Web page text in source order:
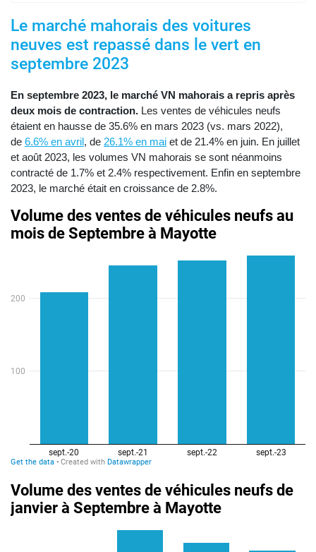
Le marché mahorais des voitures
neuves est repassé dans le vert en
septembre 2023
En septembre 2023, le marché VN mahorais a repris après
deux mois de contraction. Les ventes de véhicules neufs
étaient en hausse de 35.6% en mars 2023 (vs. mars 2022),
de 6.6% en avril, de 26.1% en mai et de 21.4% en juin. En juillet
et août 2023, les volumes VN mahorais se sont néanmoins
contracté de 1.7% et 2.4% respectivement. Enfin en septembre
2023, le marché était en croissance de 2.8%.